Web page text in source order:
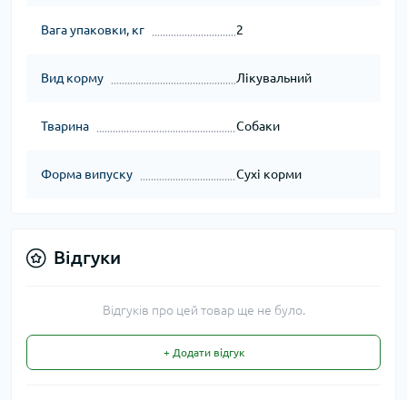
Вага упаковки, кг 2
Вид корму Лікувальний
Тварина Собаки
Форма випуску Сухі корми
Відгуки
Відгуків про цей товар ще не було.
+ Додати відгук